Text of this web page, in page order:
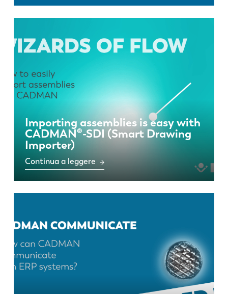
Importing assemblies is easy with
CADMAN®-SDI (Smart Drawing
Importer)
Continua a leggere